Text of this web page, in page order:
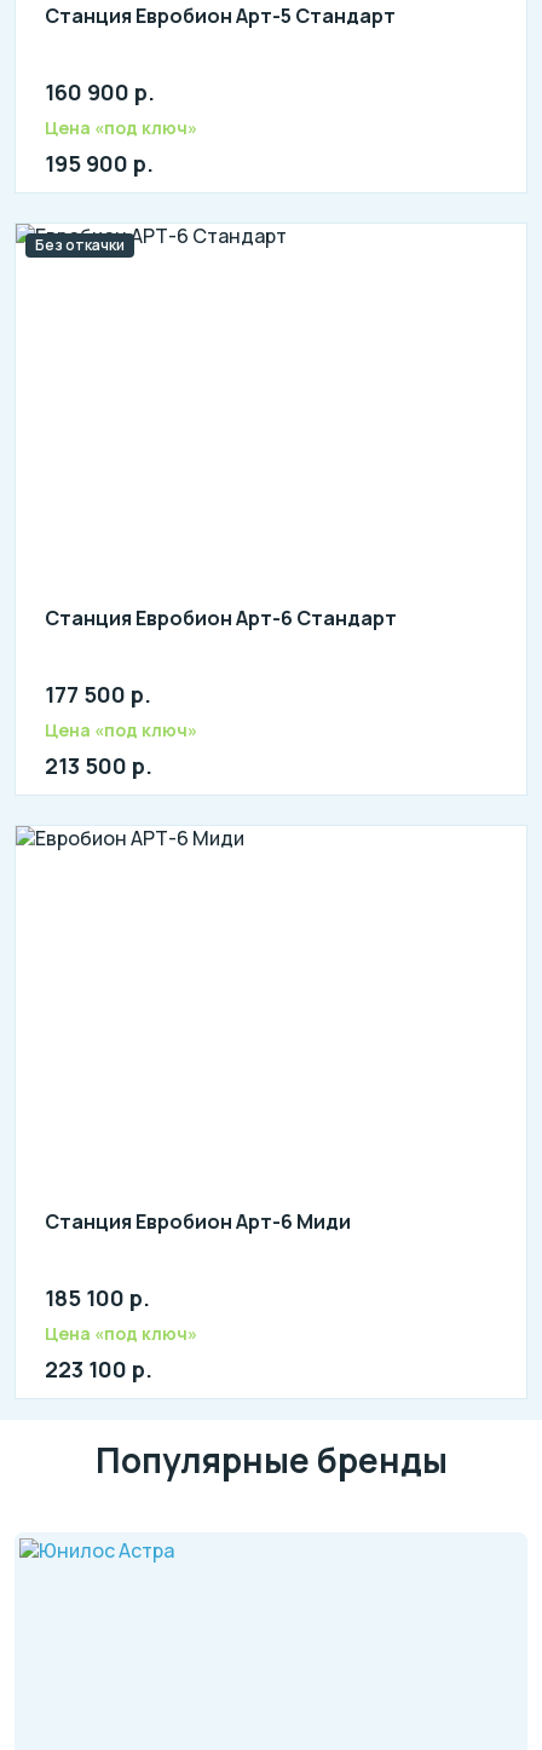
Станция Евробион Арт-5 Стандарт
Количество человек: 3-5
литров в сутки: 1000
160 900 р.
Цена «под ключ»
195 900 р.
Без откачки
Станция Евробион Арт-6 Стандарт
Количество человек: 4-6
литров в сутки: 1200
177 500 р.
Цена «под ключ»
213 500 р.
Станция Евробион Арт-6 Миди
Количество человек: 4-6
литров в сутки: 1200
185 100 р.
Цена «под ключ»
223 100 р.
Популярные бренды